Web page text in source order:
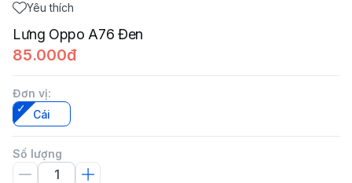
Yêu thích
Lưng Oppo A76 Đen
85.000đ
Đơn vị:
Cái
Số lượng